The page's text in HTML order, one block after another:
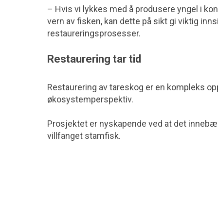
– Hvis vi lykkes med å produsere yngel i
vern av fisken, kan dette på sikt gi viktig
restaureringsprosesser.
Restaurering tar tid
Restaurering av tareskog er en kompleks
økosystemperspektiv.
Prosjektet er nyskapende ved at det
villfanget stamfisk.